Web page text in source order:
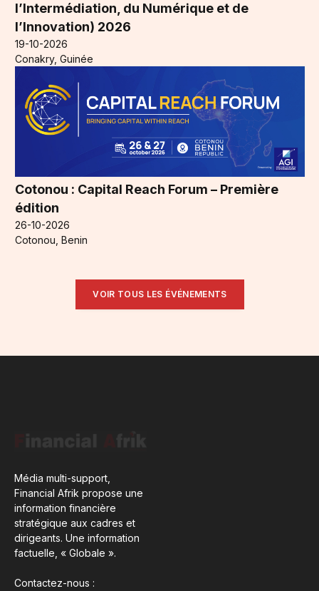
l’Intermédiation, du Numérique et de
l’Innovation) 2026
19-10-2026
Conakry, Guinée
Cotonou : Capital Reach Forum – Première
édition
26-10-2026
Cotonou, Benin
VOIR TOUS LES ÉVÉNEMENTS
Média multi-support,
Financial Afrik propose une
information financière
stratégique aux cadres et
dirigeants. Une information
factuelle, « Globale ».
Contactez-nous :